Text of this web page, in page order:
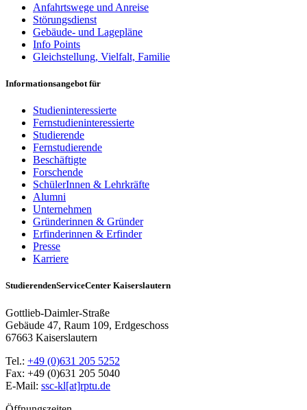
Anfahrtswege und Anreise
Störungsdienst
Gebäude- und Lagepläne
Info Points
Gleichstellung, Vielfalt, Familie
Informationsangebot für
Studieninteressierte
Fernstudieninteressierte
Studierende
Fernstudierende
Beschäftigte
Forschende
SchülerInnen & Lehrkräfte
Alumni
Unternehmen
Gründerinnen & Gründer
Erfinderinnen & Erfinder
Presse
Karriere
StudierendenServiceCenter Kaiserslautern
Gottlieb-Daimler-Straße
Gebäude 47, Raum 109, Erdgeschoss
67663 Kaiserslautern
Tel.: +49 (0)631 205 5252
Fax: +49 (0)631 205 5040
E-Mail: ssc-kl[at]rptu.de